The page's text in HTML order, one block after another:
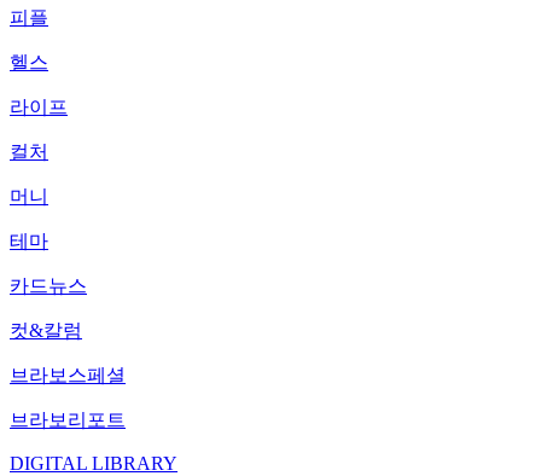
피플
헬스
라이프
컬처
머니
테마
카드뉴스
컷&칼럼
브라보스페셜
브라보리포트
DIGITAL LIBRARY